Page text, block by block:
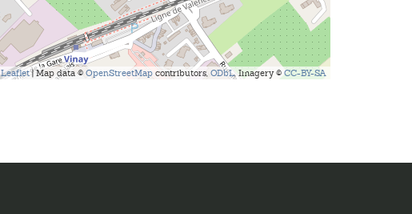
Leaflet| Map data © OpenStreetMap contributors, ODbL, Imagery © CC-BY-SA